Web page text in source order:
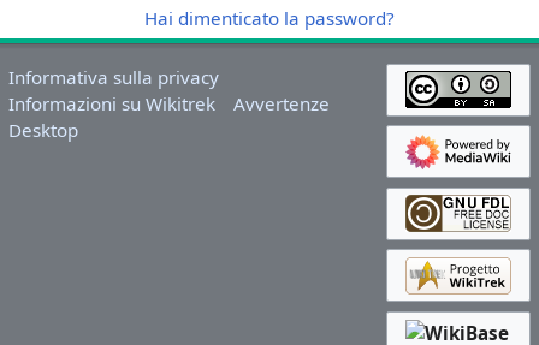
Hai dimenticato la password?
Informativa sulla privacy
Informazioni su Wikitrek
Avvertenze
Desktop